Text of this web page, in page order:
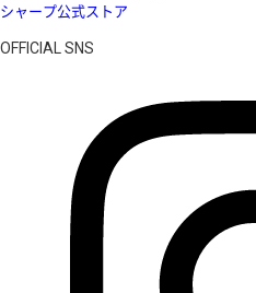
シャープ公式ストア
OFFICIAL SNS